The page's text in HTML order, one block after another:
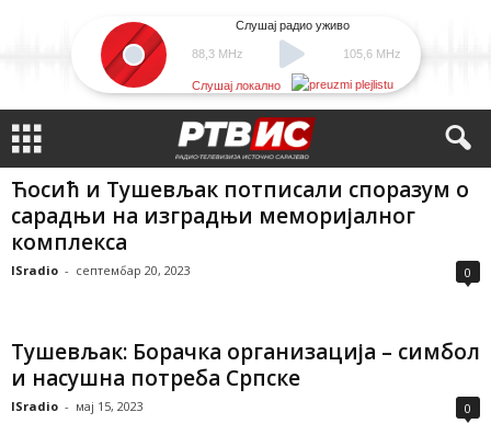
88,3 MHz
Слушај радио уживо
105,6 MHz
Слушај локално
Ћосић и Тушевљак потписали споразум о
сарадњи на изградњи меморијалног
комплекса
ISradio - септембар 20, 2023 0
Тушевљак: Борачка организација – симбол
и насушна потреба Српске
ISradio - мај 15, 2023 0